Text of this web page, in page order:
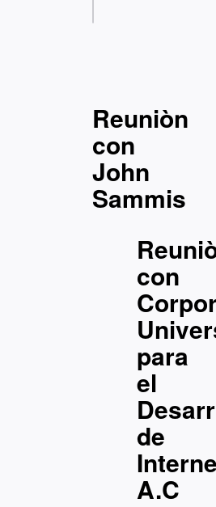
Reuniòn
con
John
Sammis
con
para
el
de
A.C